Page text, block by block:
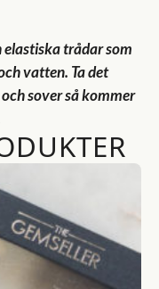
trådar som
vatten. Ta det
sover så kommer